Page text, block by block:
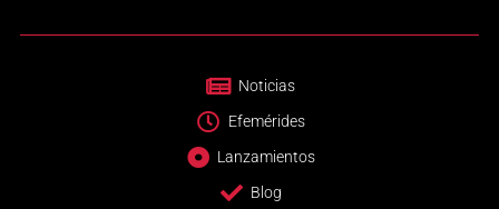
Noticias
Efemérides
Lanzamientos
Blog